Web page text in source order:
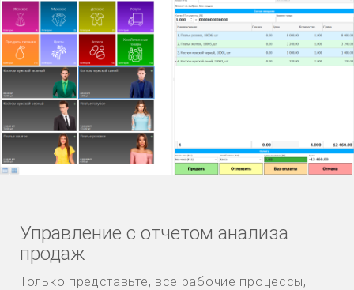
Управление с отчетом анализа
продаж
Только представьте, все рабочие процессы,